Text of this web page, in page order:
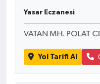
Yasar Eczanesi
VATAN MH. POLAT
Yol Tarifi Al